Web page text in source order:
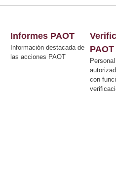
Informes PAOT
Información destacada de
las acciones PAOT
PAOT
con